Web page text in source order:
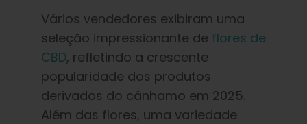
Vários vendedores exibiram uma
seleção impressionante de flores de
CBD, refletindo a crescente
popularidade dos produtos
derivados do cânhamo em 2025.
Além das flores, uma variedade